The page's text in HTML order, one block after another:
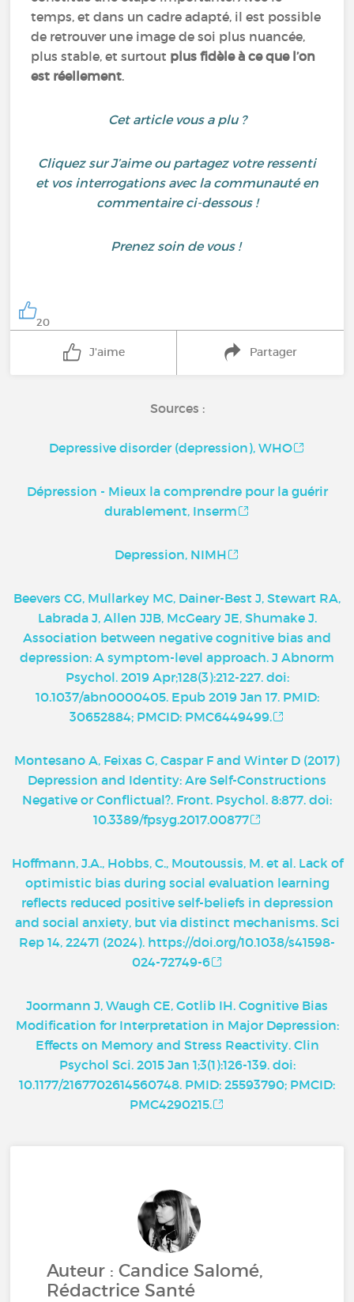
temps, et dans un cadre adapté, il est possible
de retrouver une image de soi plus nuancée,
plus stable, et surtout plus fidèle à ce que l’on
est réellement.
Cet article vous a plu ?
Cliquez sur J’aime ou partagez votre ressenti
et vos interrogations avec la communauté en
commentaire ci-dessous !
Prenez soin de vous !
20
J'aime Partager
Sources :
Depressive disorder (depression), WHO
Dépression - Mieux la comprendre pour la guérir
durablement, Inserm
Depression, NIMH
Beevers CG, Mullarkey MC, Dainer-Best J, Stewart RA,
Labrada J, Allen JJB, McGeary JE, Shumake J.
Association between negative cognitive bias and
depression: A symptom-level approach. J Abnorm
Psychol. 2019 Apr;128(3):212-227. doi:
10.1037/abn0000405. Epub 2019 Jan 17. PMID:
30652884; PMCID: PMC6449499.
Montesano A, Feixas G, Caspar F and Winter D (2017)
Depression and Identity: Are Self-Constructions
Negative or Conflictual?. Front. Psychol. 8:877. doi:
10.3389/fpsyg.2017.00877
Hoffmann, J.A., Hobbs, C., Moutoussis, M. et al. Lack of
optimistic bias during social evaluation learning
reflects reduced positive self-beliefs in depression
and social anxiety, but via distinct mechanisms. Sci
Rep 14, 22471 (2024). https://doi.org/10.1038/s41598-
024-72749-6
Joormann J, Waugh CE, Gotlib IH. Cognitive Bias
Modification for Interpretation in Major Depression:
Effects on Memory and Stress Reactivity. Clin
Psychol Sci. 2015 Jan 1;3(1):126-139. doi:
10.1177/2167702614560748. PMID: 25593790; PMCID:
PMC4290215.
Auteur : Candice Salomé,
Rédactrice Santé